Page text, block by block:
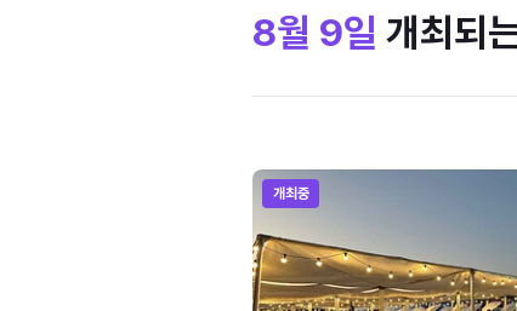
8월 9일 개최되
개최중